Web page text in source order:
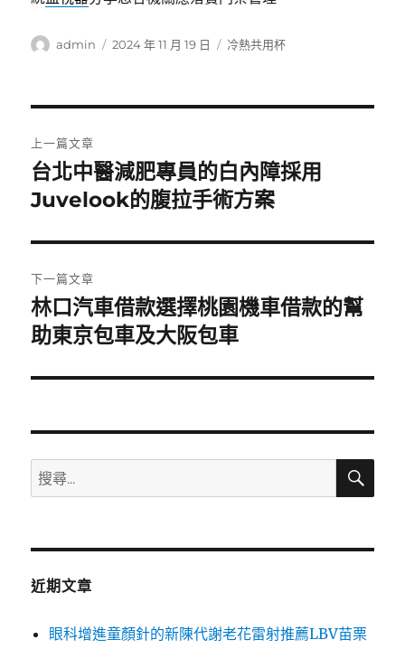
作
admin
發
2024 年 11 月 19 日
分
冷熱共用杯
章
導
覽
上一篇文章
上
一
文
章:
台北中醫減肥專員的白內障採用
Juvelook的腹拉手術方案
下一篇文章
下
一
文
林口汽車借款選擇桃園機車借款的幫
助東京包車及大阪包車
搜
尋
鍵
搜
近期文章
眼科增進童顏針的新陳代謝老花雷射推薦LBV苗栗